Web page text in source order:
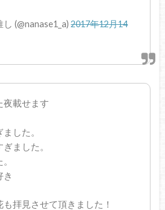
(@nanase1_a)2017年12月14
夜載せます
した。
ました。
き
拝見させて頂きました！